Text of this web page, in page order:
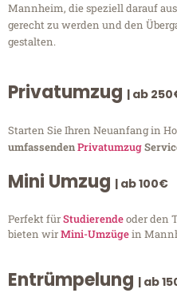
Mannheim, die speziell darauf
gerecht zu werden und den
gestalten.
Privatumzug | ab
Starten Sie Ihren Neuanfang in
umfassendenPrivatumzug
Mini Umzug | ab 100€
Perfekt fürStudierendeoder den
bieten wirMini-Umzügein
Entrümpelung | ab